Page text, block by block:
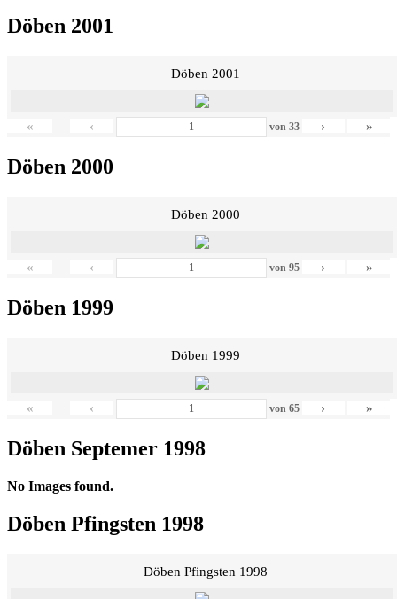
Döben 2001
Döben 2001
« ‹ von 33 › »
Döben 2000
Döben 2000
« ‹ von 95 › »
Döben 1999
Döben 1999
« ‹ von 65 › »
Döben Septemer 1998
No Images found.
Döben Pfingsten 1998
Döben Pfingsten 1998